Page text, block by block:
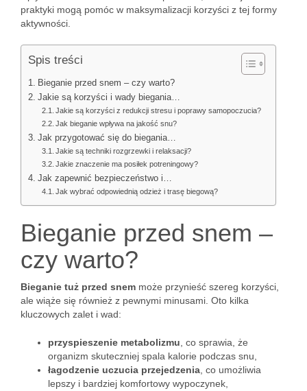
praktyki mogą pomóc w maksymalizacji korzyści z tej formy
aktywności.
Spis treści
Bieganie przed snem – czy warto?
Jakie są korzyści i wady biegania…
Jakie są korzyści z redukcji stresu i poprawy samopoczucia?
Jak bieganie wpływa na jakość snu?
Jak przygotować się do biegania…
Jakie są techniki rozgrzewki i relaksacji?
Jakie znaczenie ma posiłek potreningowy?
Jak zapewnić bezpieczeństwo i…
Jak wybrać odpowiednią odzież i trasę biegową?
Bieganie przed snem –
czy warto?
Bieganie tuż przed snem może przynieść szereg korzyści,
ale wiąże się również z pewnymi minusami. Oto kilka
kluczowych zalet i wad:
przyspieszenie metabolizmu , co sprawia, że
organizm skuteczniej spala kalorie podczas snu,
łagodzenie uczucia przejedzenia , co umożliwia
lepszy i bardziej komfortowy wypoczynek,